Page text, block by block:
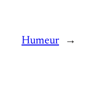
Humeur →